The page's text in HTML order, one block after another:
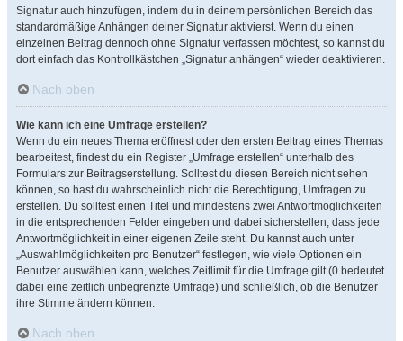
Signatur auch hinzufügen, indem du in deinem persönlichen Bereich das
standardmäßige Anhängen deiner Signatur aktivierst. Wenn du einen
einzelnen Beitrag dennoch ohne Signatur verfassen möchtest, so kannst du
dort einfach das Kontrollkästchen „Signatur anhängen“ wieder deaktivieren.
Nach oben
Wie kann ich eine Umfrage erstellen?
Wenn du ein neues Thema eröffnest oder den ersten Beitrag eines Themas
bearbeitest, findest du ein Register „Umfrage erstellen“ unterhalb des
Formulars zur Beitragserstellung. Solltest du diesen Bereich nicht sehen
können, so hast du wahrscheinlich nicht die Berechtigung, Umfragen zu
erstellen. Du solltest einen Titel und mindestens zwei Antwortmöglichkeiten
in die entsprechenden Felder eingeben und dabei sicherstellen, dass jede
Antwortmöglichkeit in einer eigenen Zeile steht. Du kannst auch unter
„Auswahlmöglichkeiten pro Benutzer“ festlegen, wie viele Optionen ein
Benutzer auswählen kann, welches Zeitlimit für die Umfrage gilt (0 bedeutet
dabei eine zeitlich unbegrenzte Umfrage) und schließlich, ob die Benutzer
ihre Stimme ändern können.
Nach oben